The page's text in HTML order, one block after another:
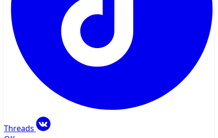
Threads